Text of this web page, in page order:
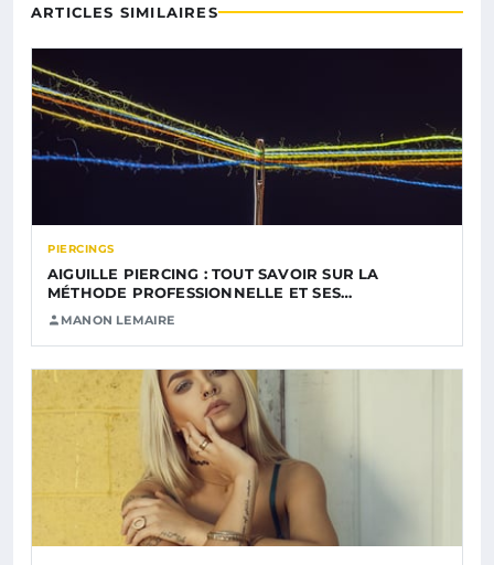
ARTICLES SIMILAIRES
PIERCINGS
AIGUILLE PIERCING : TOUT SAVOIR SUR LA
MÉTHODE PROFESSIONNELLE ET SES…
MANON LEMAIRE